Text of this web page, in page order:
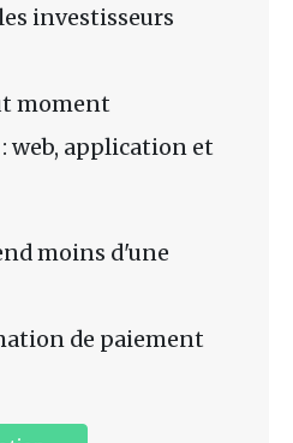
investisseurs
moment
web, application et
moins d'une
de paiement